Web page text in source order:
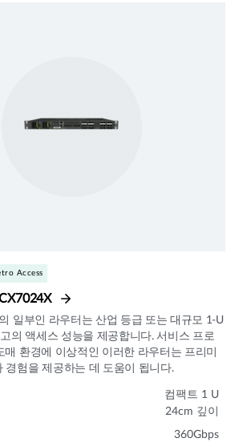
Access
일부인 라우터는 산업 등급 또는 대규모 1-U
의 액세스 성능을 제공합니다. 서비스 프로
매 환경에 이상적인 이러한 라우터는 프리미
경험을 제공하는 데 도움이 됩니다.
컴팩트 1 U
24cm 깊이
360Gbps